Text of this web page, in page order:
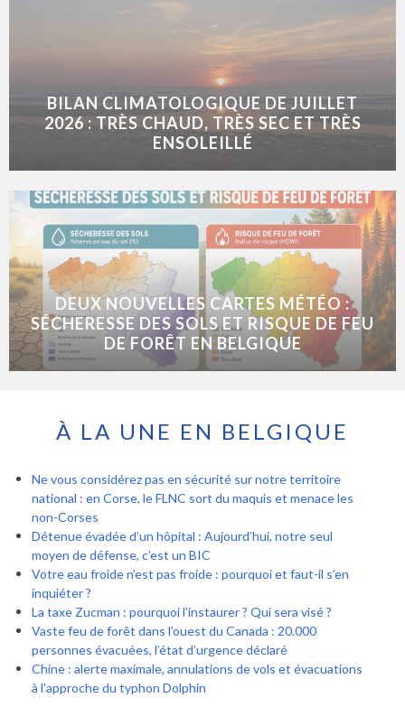
BILAN CLIMATOLOGIQUE DE JUILLET
2026 : TRÈS CHAUD, TRÈS SEC ET TRÈS
ENSOLEILLÉ
DEUX NOUVELLES CARTES MÉTÉO :
SÉCHERESSE DES SOLS ET RISQUE DE FEU
DE FORÊT EN BELGIQUE
À LA UNE EN BELGIQUE
Ne vous considérez pas en sécurité sur notre territoire
national : en Corse, le FLNC sort du maquis et menace les
non-Corses
Détenue évadée d’un hôpital : Aujourd’hui, notre seul
moyen de défense, c’est un BIC
Votre eau froide n’est pas froide : pourquoi et faut-il s’en
inquiéter ?
La taxe Zucman : pourquoi l’instaurer ? Qui sera visé ?
Vaste feu de forêt dans l’ouest du Canada : 20.000
personnes évacuées, l’état d’urgence déclaré
Chine : alerte maximale, annulations de vols et évacuations
à l'approche du typhon Dolphin